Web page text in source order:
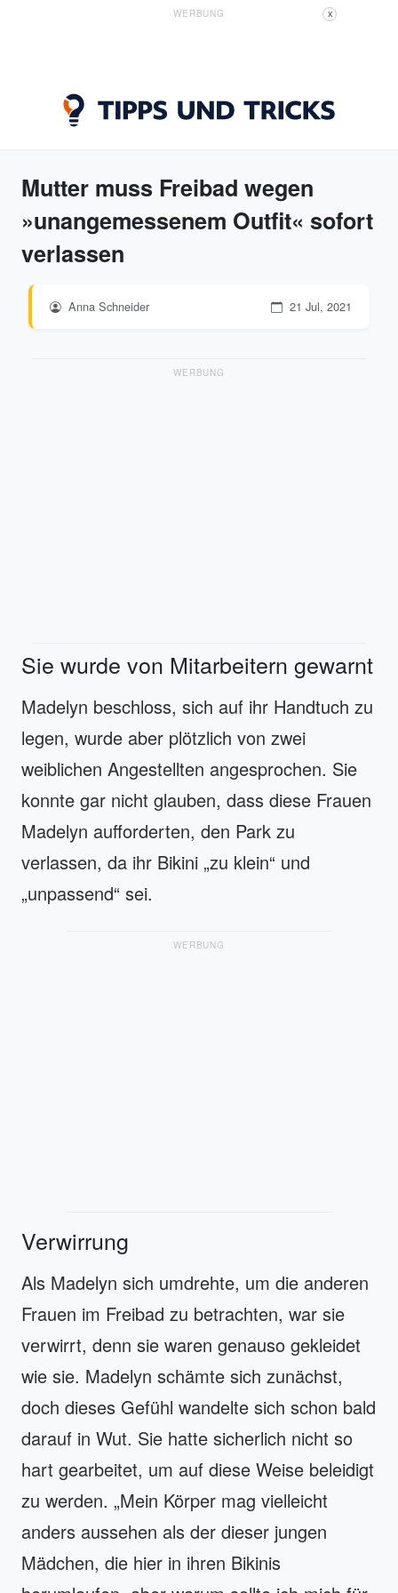
WERBUNG X
Mutter muss Freibad wegen
»unangemessenem Outfit« sofort
verlassen
Anna Schneider 21 Jul, 2021
WERBUNG
Sie wurde von Mitarbeitern gewarnt
Madelyn beschloss, sich auf ihr Handtuch zu
legen, wurde aber plötzlich von zwei
weiblichen Angestellten angesprochen. Sie
konnte gar nicht glauben, dass diese Frauen
Madelyn aufforderten, den Park zu
verlassen, da ihr Bikini „zu klein“ und
„unpassend“ sei.
WERBUNG
Verwirrung
Als Madelyn sich umdrehte, um die anderen
Frauen im Freibad zu betrachten, war sie
verwirrt, denn sie waren genauso gekleidet
wie sie. Madelyn schämte sich zunächst,
doch dieses Gefühl wandelte sich schon bald
darauf in Wut. Sie hatte sicherlich nicht so
hart gearbeitet, um auf diese Weise beleidigt
zu werden. „Mein Körper mag vielleicht
anders aussehen als der dieser jungen
Mädchen, die hier in ihren Bikinis